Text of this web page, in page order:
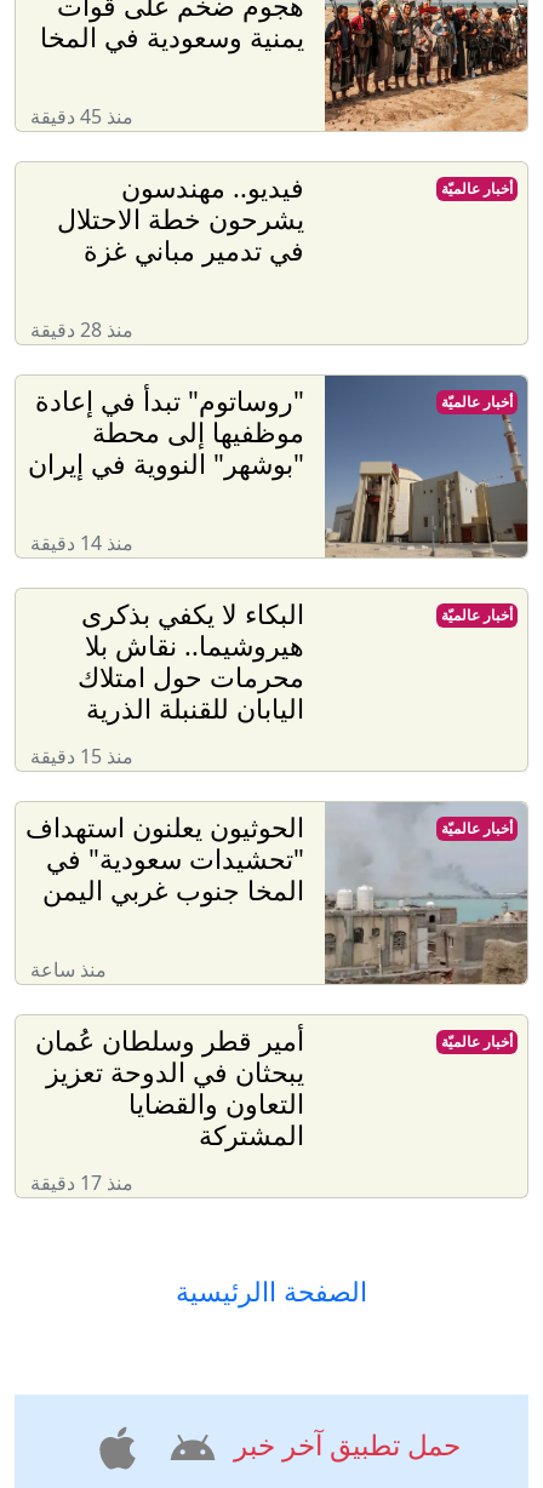
يمنية وسعودية في المخا
منذ 45 دقيقة
فيديو.. مهندسون
يشرحون خطة الاحتلال
في تدمير مباني غزة
منذ 28 دقيقة
أخبار عالميّة
"روساتوم" تبدأ في إعادة
موظفيها إلى محطة
"بوشهر" النووية في إيران
منذ 14 دقيقة
أخبار عالميّة
البكاء لا يكفي بذكرى
هيروشيما.. نقاش بلا
محرمات حول امتلاك
اليابان للقنبلة الذرية
منذ 15 دقيقة
أخبار عالميّة
الحوثيون يعلنون استهداف
"تحشيدات سعودية" في
المخا جنوب غربي اليمن
منذ ساعة
أخبار عالميّة
أمير قطر وسلطان عُمان
يبحثان في الدوحة تعزيز
التعاون والقضايا
المشتركة
منذ 17 دقيقة
أخبار عالميّة
الصفحة االرئيسية
حمل تطبيق آخر خبر